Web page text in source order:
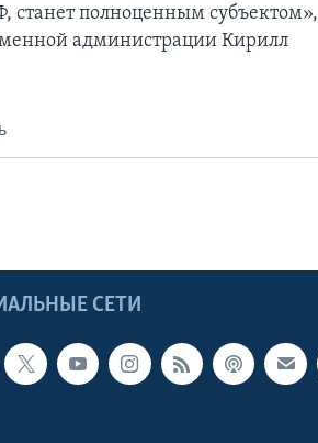
станет полноценным субъектом»,
администрации Кирилл
СЕТИ